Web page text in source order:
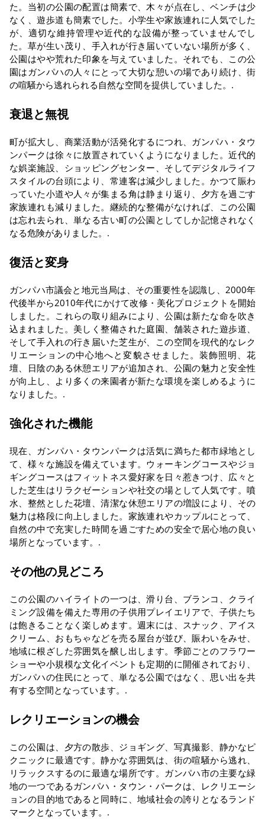
た。当初の公園の配置は簡素で、木々が点在し、ベンチは少
なく、遊歩道も簡素でした。小学生や家族連れに人気でした
が、適切な維持管理や近代的な設備が整っていませんでし
た。草が生い茂り、手入れが行き届いていない場所が多く、
公園はやや荒れた印象を与えていました。それでも、この公
園はガンパハの人々にとって大切な憩いの場であり続け、街
の喧騒から逃れられる自然な空間を提供していました。.
衰退と無視
町が拡大し、商業活動が活発化するにつれ、ガンパハ・タウ
ンパークは徐々に放置されていくようになりました。近代的
な娯楽施設、ショッピングセンター、そしてデジタルライフ
スタイルの台頭により、常連客は減少しました。かつて賑わ
っていた小道や人々が集まる角は静まり返り、夕方を過ごす
家族連れも減りました。継続的な整備がなければ、この公園
は忘れ去られ、単なる古い町の公園としてしか記憶されなく
なる危険がありました。.
復活と変身
ガンパハ市議会と地元当局は、その重要性を認識し、2000年
代後半から2010年代にかけて改修・美化プロジェクトを開始
しました。これらの取り組みにより、公園は新たな命を吹き
込まれました。美しく整備された庭園、舗装された遊歩道、
そして手入れの行き届いた芝生が、この空間を現代的なレク
リエーションの中心地へと変貌させました。装飾照明、花
壇、日陰のある休憩エリアが追加され、公園の魅力と安全性
が向上し、より多くの来園者が新たな環境を楽しめるように
なりました。.
強化された機能
現在、ガンパハ・タウンパークは活気に満ちた都市緑地とし
て、様々な施設を備えています。ウォーキングコースやジョ
ギングコースはフィットネス愛好家を日々惹きつけ、広々と
した芝生はリラクゼーションや社交の場として人気です。噴
水、整然とした花壇、清潔な休憩エリアの増設により、その
魅力は格段に向上しました。家族連れやカップルにとって、
自然の中で充実した時間を過ごすための安全で居心地の良い
場所となっています。.
その他の見どころ
この公園のハイライトの一つは、滑り台、ブランコ、クライ
ミング設備を備えた専用の子供用プレイエリアで、子供たち
は飽きることなく楽しめます。週末には、スナック、アイス
クリーム、おもちゃなどを売る屋台が並び、賑わいをみせ、
地域に根ざした雰囲気を醸し出します。季節ごとのフラワー
ショーや小規模な文化イベントも定期的に開催されており、
ガンパハの住民にとって、単なる公園ではなく、思い出を共
有する空間となっています。.
レクリエーションの機会
この公園は、夕方の散歩、ジョギング、写真撮影、静かなピ
クニックに最適です。静かな雰囲気は、街の喧騒から逃れ、
リラックスするのに最適な場所です。ガンパハ市の主要な緑
地の一つであるガンパハ・タウン・パークは、レクリエーシ
ョンの目的地であると同時に、地域社会の誇りとなるランド
マークとなっています。.